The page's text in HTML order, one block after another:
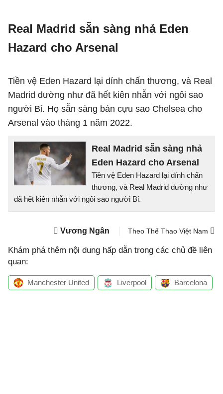
Real Madrid sẵn sàng nhả Eden
Hazard cho Arsenal
Tiền vệ Eden Hazard lại dính chấn thương, và Real
Madrid dường như đã hết kiên nhẫn với ngôi sao
người Bỉ. Họ sẵn sàng bán cựu sao Chelsea cho
Arsenal vào tháng 1 năm 2022.
Real Madrid sẵn sàng nhả
Eden Hazard cho Arsenal
Tiền vệ Eden Hazard lại dính chấn
thương, và Real Madrid dường như
đã hết kiên nhẫn với ngôi sao người Bỉ.
Vương Ngân Theo Thể Thao Việt Nam
Khám phá thêm nội dung hấp dẫn trong các chủ đề liên
quan:
Manchester United Liverpool Barcelona